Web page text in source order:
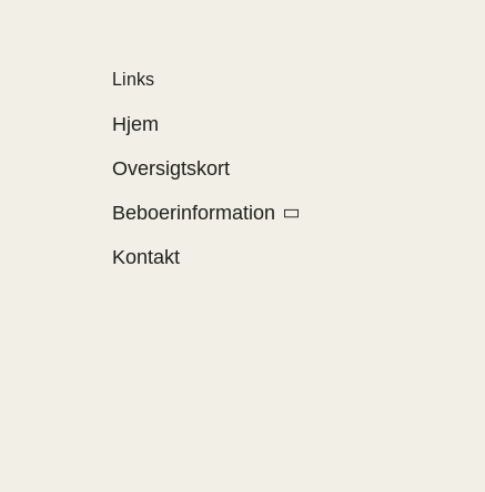
Links
Hjem
Oversigtskort
Beboerinformation
Kontakt